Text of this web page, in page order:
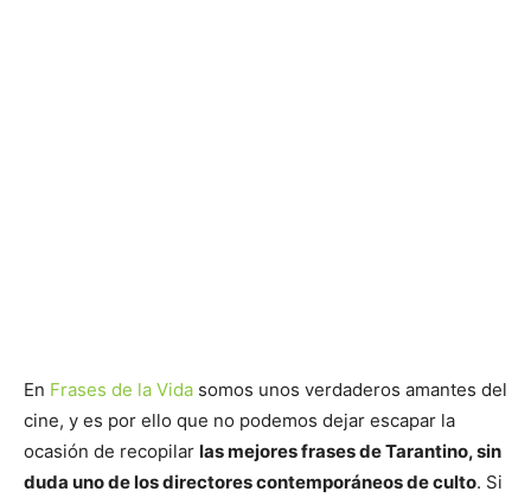
En Frases de la Vida somos unos verdaderos amantes del
cine, y es por ello que no podemos dejar escapar la
ocasión de recopilar las mejores frases de Tarantino, sin
duda uno de los directores contemporáneos de culto. Si